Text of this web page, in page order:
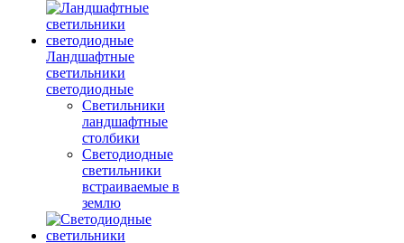
Ландшафтные
светильники
светодиодные
Светильники
ландшафтные
столбики
Светодиодные
светильники
встраиваемые в
землю